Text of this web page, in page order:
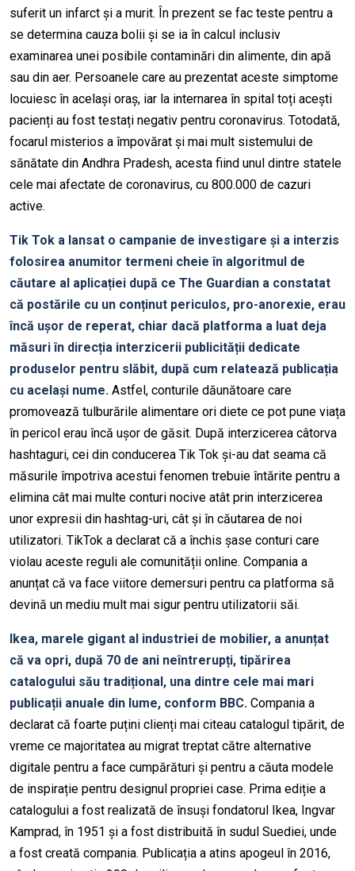
suferit un infarct și a murit. În prezent se fac teste pentru a
se determina cauza bolii și se ia în calcul inclusiv
examinarea unei posibile contaminări din alimente, din apă
sau din aer. Persoanele care au prezentat aceste simptome
locuiesc în același oraș, iar la internarea în spital toți acești
pacienți au fost testați negativ pentru coronavirus. Totodată,
focarul misterios a împovărat și mai mult sistemului de
sănătate din Andhra Pradesh, acesta fiind unul dintre statele
cele mai afectate de coronavirus, cu 800.000 de cazuri
active.
Tik Tok a lansat o campanie de investigare și a interzis
folosirea anumitor termeni cheie în algoritmul de
căutare al aplicației după ce The Guardian a constatat
că postările cu un conținut periculos, pro-anorexie, erau
încă ușor de reperat, chiar dacă platforma a luat deja
măsuri în direcția interzicerii publicității dedicate
produselor pentru slăbit, după cum relatează publicația
cu același nume. Astfel, conturile dăunătoare care
promovează tulburările alimentare ori diete ce pot pune viața
în pericol erau încă ușor de găsit. După interzicerea câtorva
hashtaguri, cei din conducerea Tik Tok și-au dat seama că
măsurile împotriva acestui fenomen trebuie întărite pentru a
elimina cât mai multe conturi nocive atât prin interzicerea
unor expresii din hashtag-uri, cât și în căutarea de noi
utilizatori. TikTok a declarat că a închis șase conturi care
violau aceste reguli ale comunității online. Compania a
anunțat că va face viitore demersuri pentru ca platforma să
devină un mediu mult mai sigur pentru utilizatorii săi.
Ikea, marele gigant al industriei de mobilier, a anunțat
că va opri, după 70 de ani neîntrerupți, tipărirea
catalogului său tradițional, una dintre cele mai mari
publicații anuale din lume, conform BBC. Compania a
declarat că foarte puțini clienți mai citeau catalogul tipărit, de
vreme ce majoritatea au migrat treptat către alternative
digitale pentru a face cumpărături și pentru a căuta modele
de inspirație pentru designul propriei case. Prima ediție a
catalogului a fost realizată de însuși fondatorul Ikea, Ingvar
Kamprad, în 1951 și a fost distribuită în sudul Suediei, unde
a fost creată compania. Publicația a atins apogeul în 2016,